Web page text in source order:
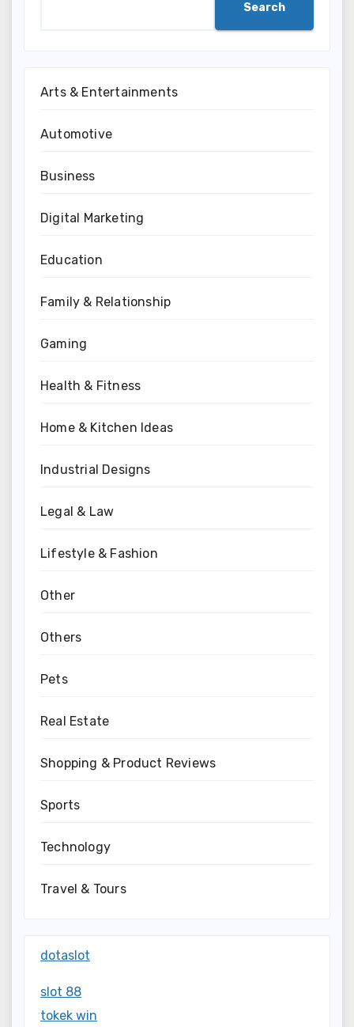
Search
Arts & Entertainments
Automotive
Business
Digital Marketing
Education
Family & Relationship
Gaming
Health & Fitness
Home & Kitchen Ideas
Industrial Designs
Legal & Law
Lifestyle & Fashion
Other
Others
Pets
Real Estate
Shopping & Product Reviews
Sports
Technology
Travel & Tours
dotaslot
slot 88
tokek win